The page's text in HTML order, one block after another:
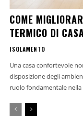
COME
TERMICO DI
ISOLAMENTO
Una casa confortevole
disposizione degli
ruolo fondamentale